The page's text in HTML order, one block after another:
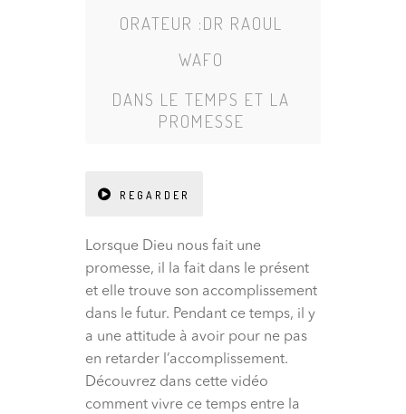
ORATEUR :DR RAOUL
WAFO
DANS LE TEMPS ET LA
PROMESSE
REGARDER
Lorsque Dieu nous fait une
promesse, il la fait dans le présent
et elle trouve son accomplissement
dans le futur. Pendant ce temps, il y
a une attitude à avoir pour ne pas
en retarder l’accomplissement.
Découvrez dans cette vidéo
comment vivre ce temps entre la